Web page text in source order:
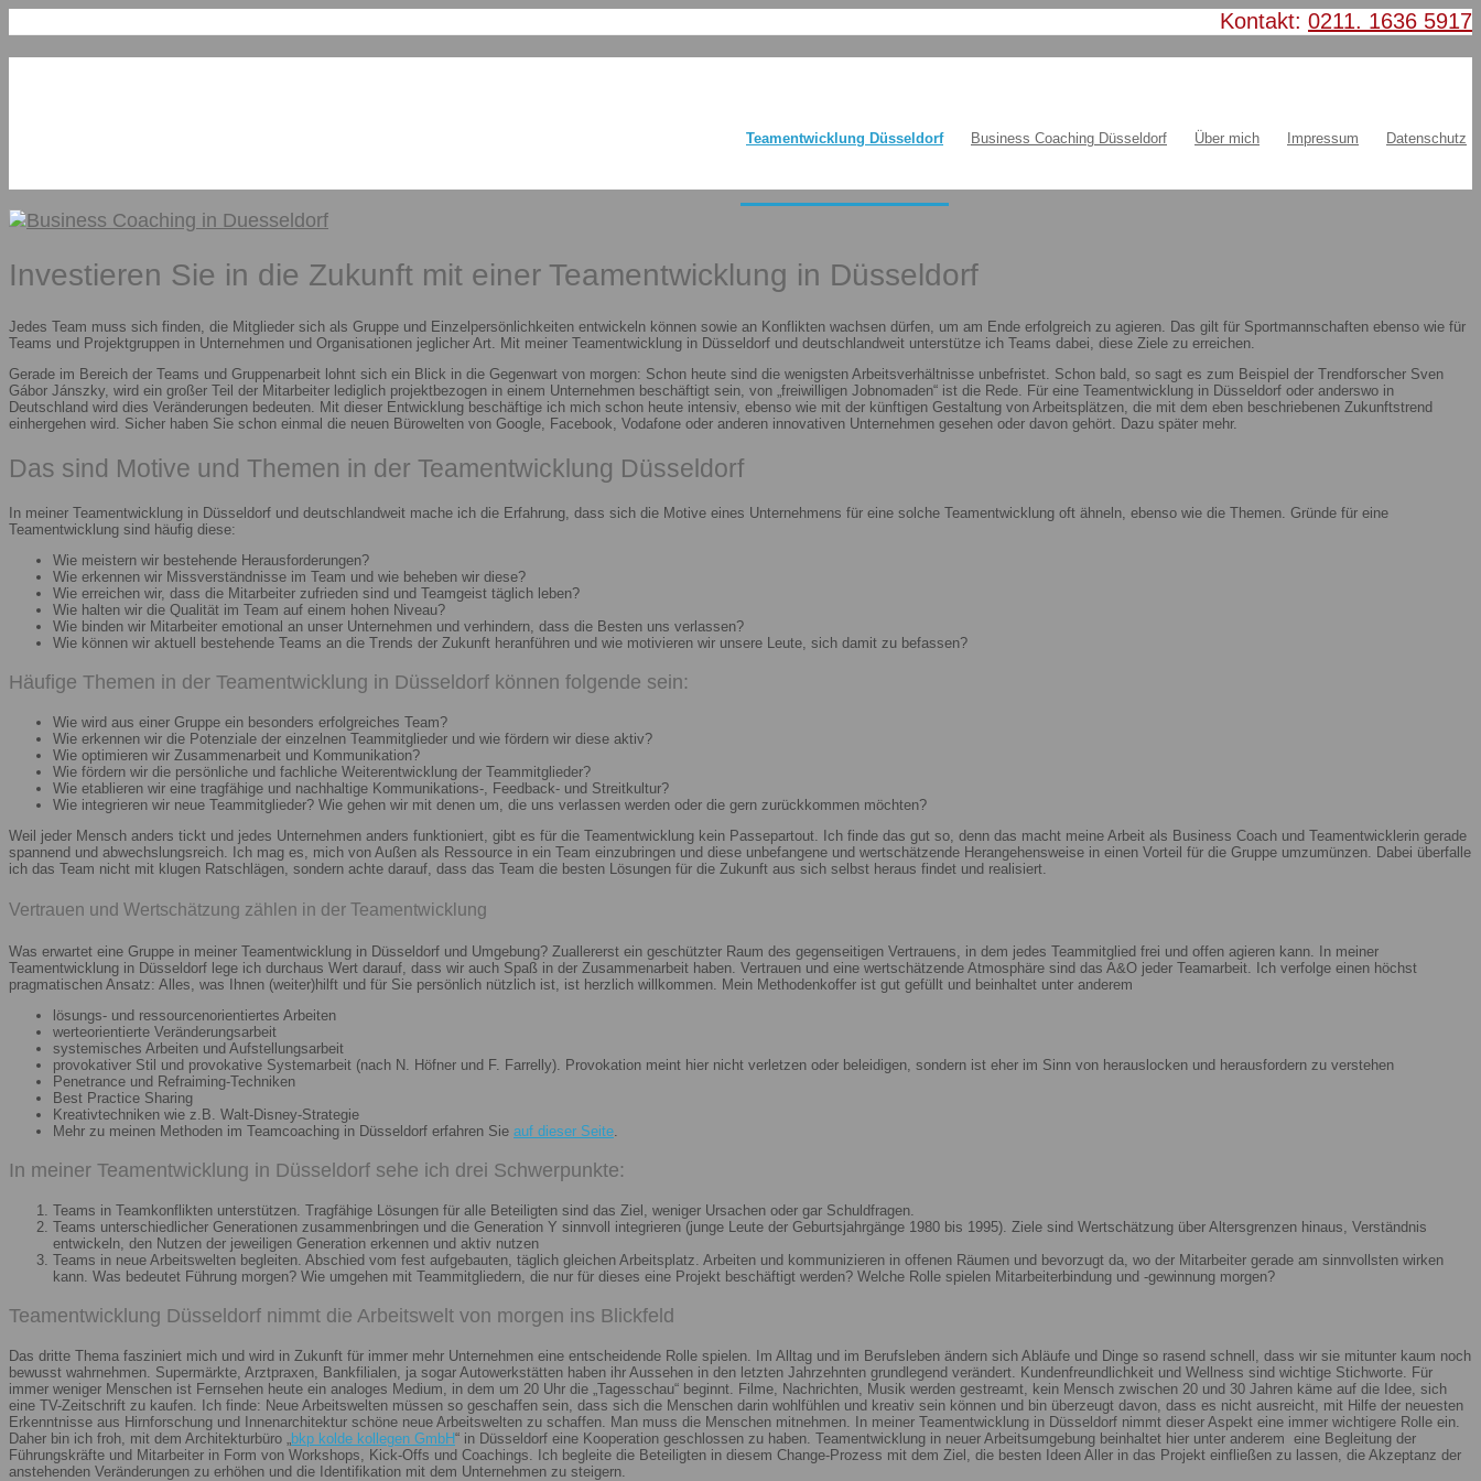
Kontakt: 0211. 1636 5917
Teamentwicklung Düsseldorf Business Coaching Düsseldorf Über mich Impressum Datenschutz
Investieren Sie in die Zukunft mit einer Teamentwicklung in Düsseldorf
Jedes Team muss sich finden, die Mitglieder sich als Gruppe und Einzelpersönlichkeiten entwickeln können sowie an Konflikten wachsen dürfen, um am Ende erfolgreich zu agieren. Das gilt für Sportmannschaften ebenso wie für
Teams und Projektgruppen in Unternehmen und Organisationen jeglicher Art. Mit meiner Teamentwicklung in Düsseldorf und deutschlandweit unterstütze ich Teams dabei, diese Ziele zu erreichen.
Gerade im Bereich der Teams und Gruppenarbeit lohnt sich ein Blick in die Gegenwart von morgen: Schon heute sind die wenigsten Arbeitsverhältnisse unbefristet. Schon bald, so sagt es zum Beispiel der Trendforscher Sven
Gábor Jánszky, wird ein großer Teil der Mitarbeiter lediglich projektbezogen in einem Unternehmen beschäftigt sein, von „freiwilligen Jobnomaden“ ist die Rede. Für eine Teamentwicklung in Düsseldorf oder anderswo in
Deutschland wird dies Veränderungen bedeuten. Mit dieser Entwicklung beschäftige ich mich schon heute intensiv, ebenso wie mit der künftigen Gestaltung von Arbeitsplätzen, die mit dem eben beschriebenen Zukunftstrend
einhergehen wird. Sicher haben Sie schon einmal die neuen Bürowelten von Google, Facebook, Vodafone oder anderen innovativen Unternehmen gesehen oder davon gehört. Dazu später mehr.
Das sind Motive und Themen in der Teamentwicklung Düsseldorf
In meiner Teamentwicklung in Düsseldorf und deutschlandweit mache ich die Erfahrung, dass sich die Motive eines Unternehmens für eine solche Teamentwicklung oft ähneln, ebenso wie die Themen. Gründe für eine
Teamentwicklung sind häufig diese:
Wie meistern wir bestehende Herausforderungen?
Wie erkennen wir Missverständnisse im Team und wie beheben wir diese?
Wie erreichen wir, dass die Mitarbeiter zufrieden sind und Teamgeist täglich leben?
Wie halten wir die Qualität im Team auf einem hohen Niveau?
Wie binden wir Mitarbeiter emotional an unser Unternehmen und verhindern, dass die Besten uns verlassen?
Wie können wir aktuell bestehende Teams an die Trends der Zukunft heranführen und wie motivieren wir unsere Leute, sich damit zu befassen?
Häufige Themen in der Teamentwicklung in Düsseldorf können folgende sein:
Wie wird aus einer Gruppe ein besonders erfolgreiches Team?
Wie erkennen wir die Potenziale der einzelnen Teammitglieder und wie fördern wir diese aktiv?
Wie optimieren wir Zusammenarbeit und Kommunikation?
Wie fördern wir die persönliche und fachliche Weiterentwicklung der Teammitglieder?
Wie etablieren wir eine tragfähige und nachhaltige Kommunikations-, Feedback- und Streitkultur?
Wie integrieren wir neue Teammitglieder? Wie gehen wir mit denen um, die uns verlassen werden oder die gern zurückkommen möchten?
Weil jeder Mensch anders tickt und jedes Unternehmen anders funktioniert, gibt es für die Teamentwicklung kein Passepartout. Ich finde das gut so, denn das macht meine Arbeit als Business Coach und Teamentwicklerin gerade
spannend und abwechslungsreich. Ich mag es, mich von Außen als Ressource in ein Team einzubringen und diese unbefangene und wertschätzende Herangehensweise in einen Vorteil für die Gruppe umzumünzen. Dabei überfalle
ich das Team nicht mit klugen Ratschlägen, sondern achte darauf, dass das Team die besten Lösungen für die Zukunft aus sich selbst heraus findet und realisiert.
Vertrauen und Wertschätzung zählen in der Teamentwicklung
Was erwartet eine Gruppe in meiner Teamentwicklung in Düsseldorf und Umgebung? Zuallererst ein geschützter Raum des gegenseitigen Vertrauens, in dem jedes Teammitglied frei und offen agieren kann. In meiner
Teamentwicklung in Düsseldorf lege ich durchaus Wert darauf, dass wir auch Spaß in der Zusammenarbeit haben. Vertrauen und eine wertschätzende Atmosphäre sind das A&O jeder Teamarbeit. Ich verfolge einen höchst
pragmatischen Ansatz: Alles, was Ihnen (weiter)hilft und für Sie persönlich nützlich ist, ist herzlich willkommen. Mein Methodenkoffer ist gut gefüllt und beinhaltet unter anderem
lösungs- und ressourcenorientiertes Arbeiten
werteorientierte Veränderungsarbeit
systemisches Arbeiten und Aufstellungsarbeit
provokativer Stil und provokative Systemarbeit (nach N. Höfner und F. Farrelly). Provokation meint hier nicht verletzen oder beleidigen, sondern ist eher im Sinn von herauslocken und herausfordern zu verstehen
Penetrance und Refraiming-Techniken
Best Practice Sharing
Kreativtechniken wie z.B. Walt-Disney-Strategie
Mehr zu meinen Methoden im Teamcoaching in Düsseldorf erfahren Sie auf dieser Seite.
In meiner Teamentwicklung in Düsseldorf sehe ich drei Schwerpunkte:
Teams in Teamkonflikten unterstützen. Tragfähige Lösungen für alle Beteiligten sind das Ziel, weniger Ursachen oder gar Schuldfragen.
Teams unterschiedlicher Generationen zusammenbringen und die Generation Y sinnvoll integrieren (junge Leute der Geburtsjahrgänge 1980 bis 1995). Ziele sind Wertschätzung über Altersgrenzen hinaus, Verständnis
entwickeln, den Nutzen der jeweiligen Generation erkennen und aktiv nutzen
Teams in neue Arbeitswelten begleiten. Abschied vom fest aufgebauten, täglich gleichen Arbeitsplatz. Arbeiten und kommunizieren in offenen Räumen und bevorzugt da, wo der Mitarbeiter gerade am sinnvollsten wirken
kann. Was bedeutet Führung morgen? Wie umgehen mit Teammitgliedern, die nur für dieses eine Projekt beschäftigt werden? Welche Rolle spielen Mitarbeiterbindung und -gewinnung morgen?
Teamentwicklung Düsseldorf nimmt die Arbeitswelt von morgen ins Blickfeld
Das dritte Thema fasziniert mich und wird in Zukunft für immer mehr Unternehmen eine entscheidende Rolle spielen. Im Alltag und im Berufsleben ändern sich Abläufe und Dinge so rasend schnell, dass wir sie mitunter kaum noch
bewusst wahrnehmen. Supermärkte, Arztpraxen, Bankfilialen, ja sogar Autowerkstätten haben ihr Aussehen in den letzten Jahrzehnten grundlegend verändert. Kundenfreundlichkeit und Wellness sind wichtige Stichworte. Für
immer weniger Menschen ist Fernsehen heute ein analoges Medium, in dem um 20 Uhr die „Tagesschau“ beginnt. Filme, Nachrichten, Musik werden gestreamt, kein Mensch zwischen 20 und 30 Jahren käme auf die Idee, sich
eine TV-Zeitschrift zu kaufen. Ich finde: Neue Arbeitswelten müssen so geschaffen sein, dass sich die Menschen darin wohlfühlen und kreativ sein können und bin überzeugt davon, dass es nicht ausreicht, mit Hilfe der neuesten
Erkenntnisse aus Hirnforschung und Innenarchitektur schöne neue Arbeitswelten zu schaffen. Man muss die Menschen mitnehmen. In meiner Teamentwicklung in Düsseldorf nimmt dieser Aspekt eine immer wichtigere Rolle ein.
Daher bin ich froh, mit dem Architekturbüro „bkp kolde kollegen GmbH“ in Düsseldorf eine Kooperation geschlossen zu haben. Teamentwicklung in neuer Arbeitsumgebung beinhaltet hier unter anderem eine Begleitung der
Führungskräfte und Mitarbeiter in Form von Workshops, Kick-Offs und Coachings. Ich begleite die Beteiligten in diesem Change-Prozess mit dem Ziel, die besten Ideen Aller in das Projekt einfließen zu lassen, die Akzeptanz der
anstehenden Veränderungen zu erhöhen und die Identifikation mit dem Unternehmen zu steigern.